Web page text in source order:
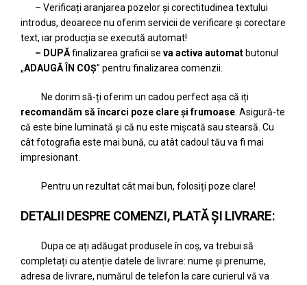
– Verificați aranjarea pozelor și corectitudinea textului
introdus, deoarece nu oferim servicii de verificare și corectare
text, iar producția se execută automat!
– DUPĂfinalizarea graficii se va activa automat butonul
„ADAUGĂ ÎN COȘ” pentru finalizarea comenzii.
Ne dorim să-ți oferim un cadou perfect așa că iți
recomandăm să încarci poze clare și frumoase. Asigură-te
că este bine luminată și că nu este mișcată sau stearsă. Cu
cât fotografia este mai bună, cu atât cadoul tău va fi mai
impresionant.
Pentru un rezultat cât mai bun, folosiți poze clare!
DETALII DESPRE COMENZI, PLATĂ ȘI LIVRARE:
Dupa ce ați adăugat produsele în coș, va trebui să
completați cu atenție datele de livrare: nume și prenume,
adresa de livrare, numărul de telefon la care curierul vă va